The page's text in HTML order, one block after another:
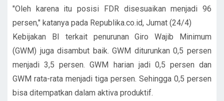
"Oleh karena itu posisi FDR disesuaikan menjadi 96
persen," katanya pada Republika.co.id, Jumat (24/4)
Kebijakan BI terkait penurunan Giro Wajib Minimum
(GWM) juga disambut baik. GWM diturunkan 0,5 persen
menjadi 3,5 persen. GWM harian jadi 0,5 persen dan
GWM rata-rata menjadi tiga persen. Sehingga 0,5 persen
bisa ditempatkan dalam aktiva produktif.